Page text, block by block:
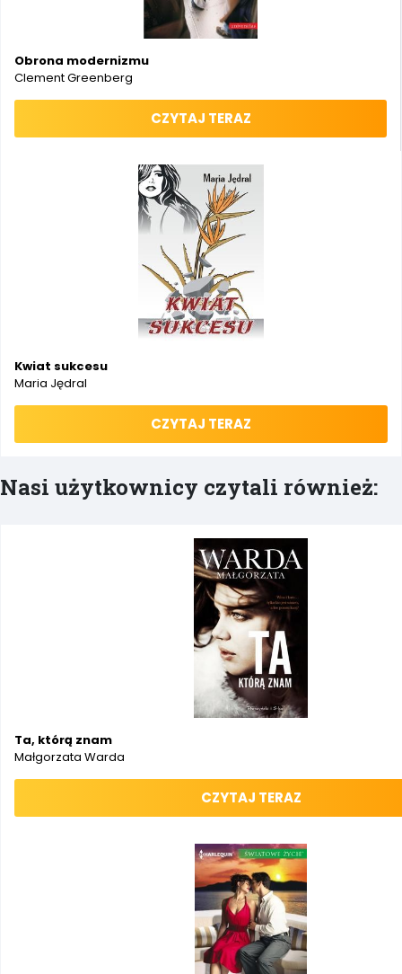
Obrona modernizmu
Clement Greenberg
CZYTAJ TERAZ
Kwiat sukcesu
Maria Jędral
CZYTAJ TERAZ
Nasi użytkownicy czytali również:
Ta, którą znam
Małgorzata Warda
CZYTAJ TERAZ